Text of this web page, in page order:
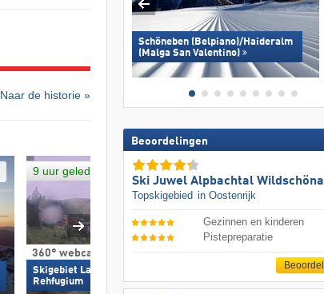
Naar de historie »
360° webcam
Skigebiet Lachtal - Almchalets
Rehfugium
9 uur geleden
Hebertafdal/
Schöneben (Belpiano)/​Haideralm
(Malga San Valentino)
Beoordelingen
Ski Juwel Alpbachtal
Topskigebied in Oostenrijk
Gezinnen en kinderen
Pistepreparatie